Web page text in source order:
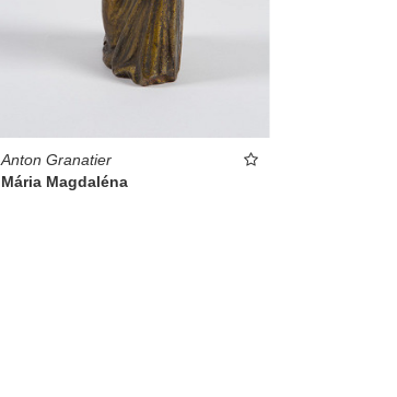
Anton Granatier
Mária Magdaléna